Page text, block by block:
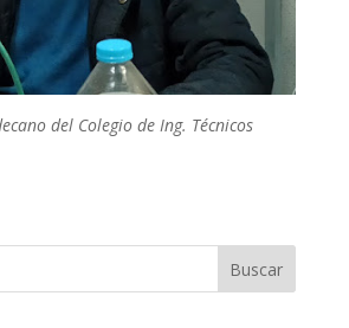
del Colegio de Ing. Técnicos
Buscar